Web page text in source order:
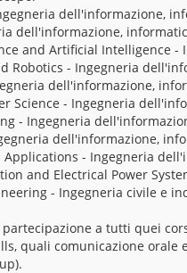
dell'informazione,
dell'informazione,
and Artificial Intelligence
Robotics - Ingegneria
dell'informazione,
Science - Ingegneria
- Ingegneria
dell'informazione,
- Ingegneria
and Electrical Power
- Ingegneria civile e
a tutti quei
quali comunicazione